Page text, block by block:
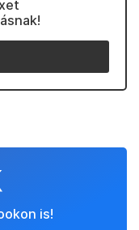
is!